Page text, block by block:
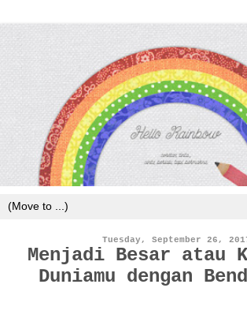
Tuesday, September 26,
Menjadi Besar atau
Duniamu dengan